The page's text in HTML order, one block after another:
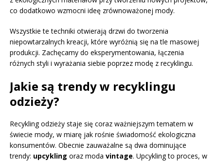
co dodatkowo wzmocni ideę zrównoważonej mody.
Wszystkie te techniki otwierają drzwi do tworzenia
niepowtarzalnych kreacji, które wyróżnią się na tle masowej
produkcji. Zachęcamy do eksperymentowania, łączenia
różnych styli i wyrażania siebie poprzez modę z recyklingu.
Jakie są trendy w recyklingu
odzieży?
Recykling odzieży staje się coraz ważniejszym tematem w
świecie mody, w miarę jak rośnie świadomość ekologiczna
konsumentów. Obecnie zauważalne są dwa dominujące
trendy: upcykling oraz moda vintage. Upcykling to proces, w